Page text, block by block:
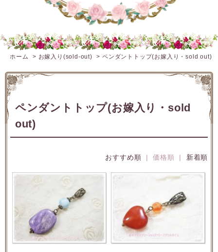
ホーム > お嫁入り(sold-out) >ペンダントトップ(お嫁入り・sold out)
ペンダントトップ(お嫁入り・sold
out)
おすすめ順 | 価格順 | 新着順